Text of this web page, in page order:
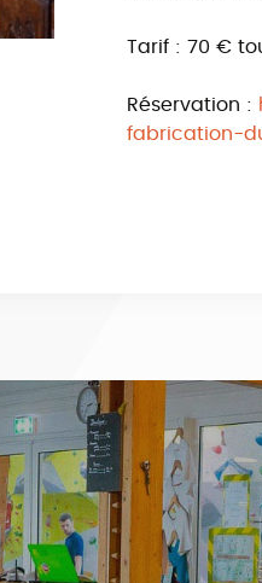
Tarif : 70 €
Réservation :
fabrication-